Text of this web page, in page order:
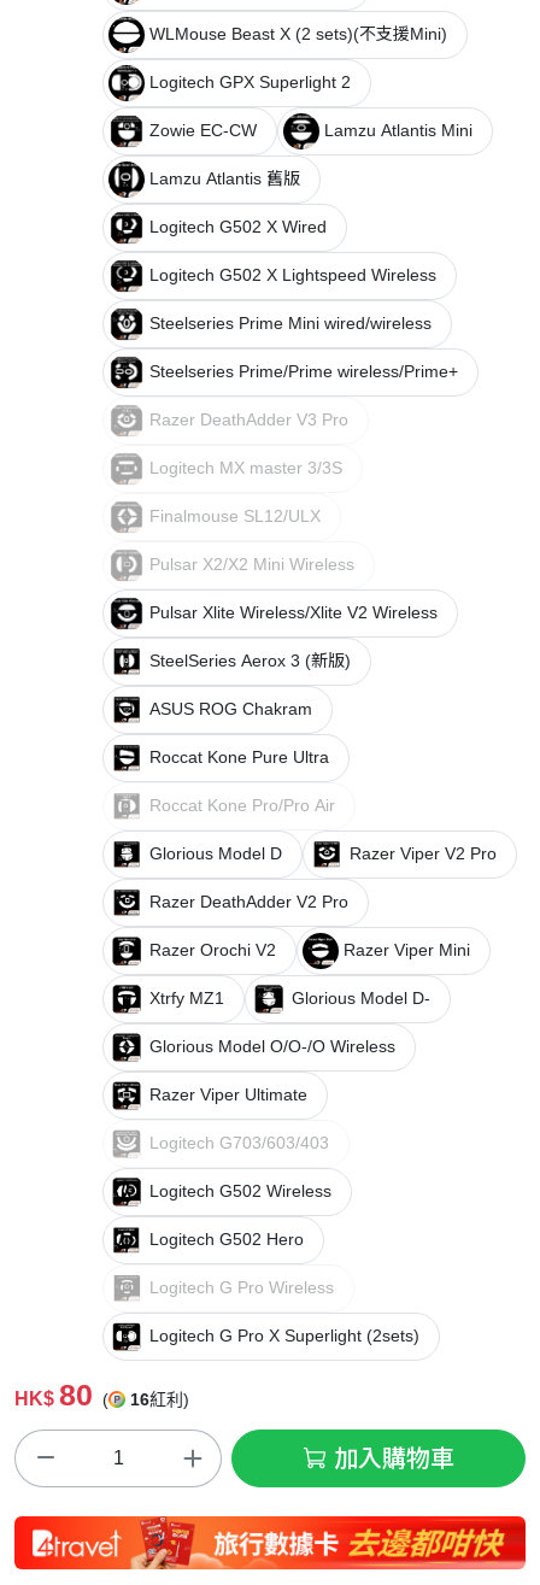
WLMouse Beast X (2 sets)(不支援Mini)
Logitech GPX Superlight 2
Zowie EC-CW Lamzu Atlantis Mini
Lamzu Atlantis 舊版
Logitech G502 X Wired
Logitech G502 X Lightspeed Wireless
Steelseries Prime Mini wired/wireless
Steelseries Prime/Prime wireless/Prime+
Razer DeathAdder V3 Pro
Logitech MX master 3/3S
Finalmouse SL12/ULX
Pulsar X2/X2 Mini Wireless
Pulsar Xlite Wireless/Xlite V2 Wireless
SteelSeries Aerox 3 (新版)
ASUS ROG Chakram
Roccat Kone Pure Ultra
Roccat Kone Pro/Pro Air
Glorious Model D Razer Viper V2 Pro
Razer DeathAdder V2 Pro
Razer Orochi V2 Razer Viper Mini
Xtrfy MZ1 Glorious Model D-
Glorious Model O/O-/O Wireless
Razer Viper Ultimate
Logitech G703/603/403
Logitech G502 Wireless
Logitech G502 Hero
Logitech G Pro Wireless
Logitech G Pro X Superlight (2sets)
HK$ 80 ( 16紅利)
加入購物車